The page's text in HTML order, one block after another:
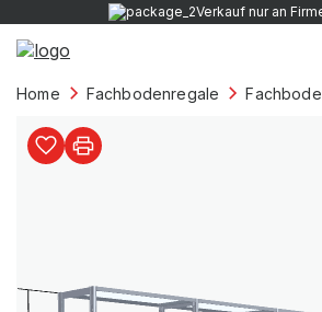
Verkauf nur an
Home Fachbodenregale